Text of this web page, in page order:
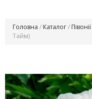
Головна / Каталог/ Півонії
Тайм)